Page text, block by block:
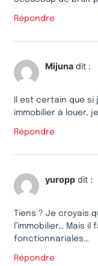
Répondre
Mijuna dit :
Il est certain que si
immobilier à louer,
Répondre
yuropp dit :
Tiens ? Je croyais
l’immobilier… Mais
fonctionnariales…
Répondre